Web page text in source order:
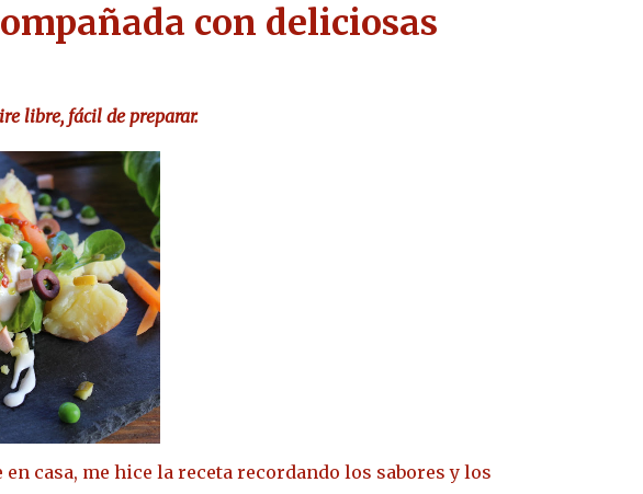
con deliciosas
libre, fácil de preparar.
casa, me hice la receta recordando los sabores y los